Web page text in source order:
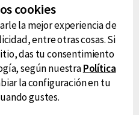
cookies
la mejor experiencia de
entre otras cosas. Si
das tu consentimiento
según nuestraPolítica
la configuración en tu
gustes.